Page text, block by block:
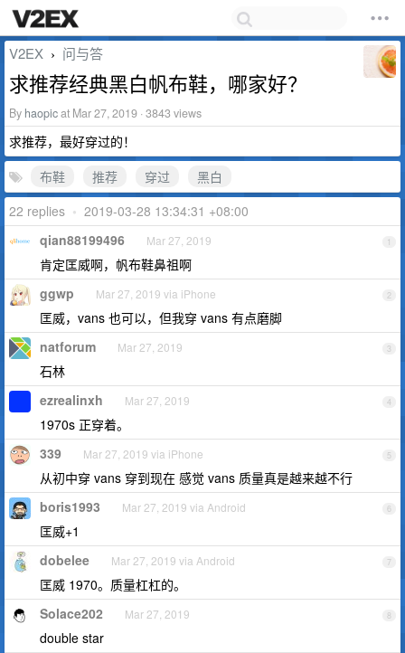
V2EX › 问与答
求推荐经典黑白帆布鞋，哪家好？
By haopicat Mar 27, 2019 · 3843 views
求推荐，最好穿过的！
布鞋
推荐 穿过
黑白
22 replies • 2019-03-28 13:34:31 +08:00
1
qian88199496 Mar 27, 2019
肯定匡威啊，帆布鞋鼻祖啊
2
ggwp Mar 27, 2019 via iPhone
匡威，vans 也可以，但我穿 vans 有点磨脚
3
natforum Mar 27, 2019
石林
4
ezrealinxh Mar 27, 2019
1970s 正穿着。
5
339 Mar 27, 2019 via iPhone
从初中穿 vans 穿到现在 感觉 vans 质量真是越来越不行
6
boris1993 Mar 27, 2019 via Android
匡威+1
7
dobelee Mar 27, 2019 via Android
匡威 1970。质量杠杠的。
8
Solace202 Mar 27, 2019
double star